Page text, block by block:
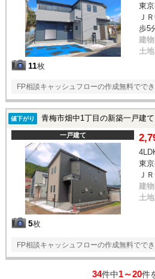
11枚
東
Ｊ
歩5
建
土
FP相談キャッシュフローの作成無料でで
値下がり 青梅市畑中1丁目の新築一戸建て
一戸建て
5枚
東
Ｊ
建
土
FP相談キャッシュフローの作成無料でで
34件中1～20件